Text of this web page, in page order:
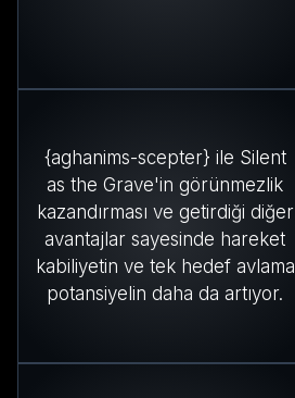
{aghanims-scepter} ile Silent
as the Grave'in görünmezlik
kazandırması ve getirdiği diğer
avantajlar sayesinde hareket
kabiliyetin ve tek hedef avlama
potansiyelin daha da artıyor.